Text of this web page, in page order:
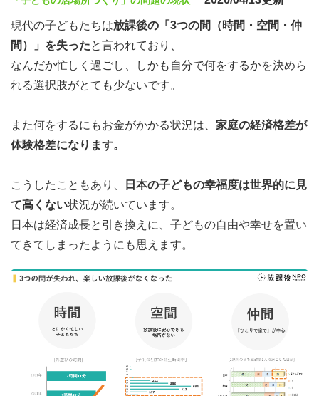
現代の子どもたちは放課後の「3つの間（時間・空間・仲
間）」を失ったと言われており、
なんだか忙しく過ごし、しかも自分で何をするかを決めら
れる選択肢がとても少ないです。
また何をするにもお金がかかる状況は、 家庭の経済格差が
体験格差になります。
こうしたこともあり、
日本の子どもの幸福度は世界的に見
て高くない状況が続いています。
日本は経済成長と引き換えに、子どもの自由や幸せを置い
てきてしまったようにも思えます。